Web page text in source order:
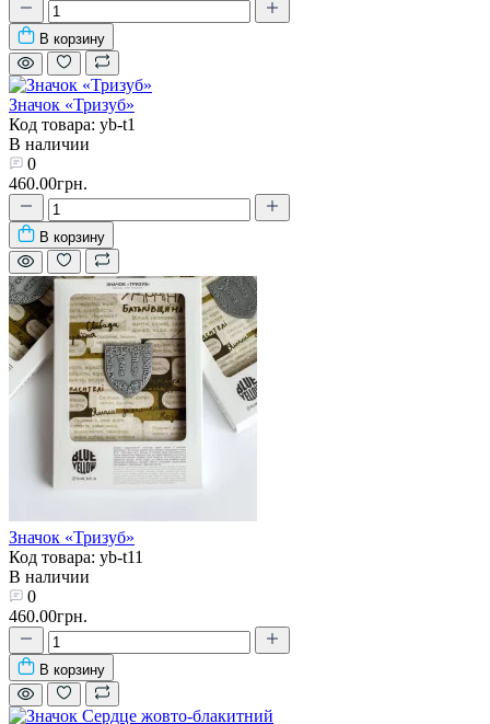
В корзину
Значок «Тризуб»
Код товара: yb-t1
В наличии
0
460.00грн.
В корзину
Значок «Тризуб»
Код товара: yb-t11
В наличии
0
460.00грн.
В корзину